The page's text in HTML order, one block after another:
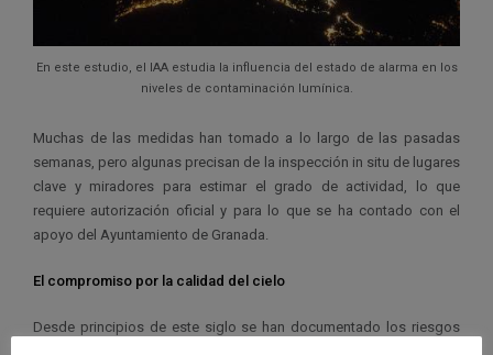
En este estudio, el IAA estudia la influencia del estado de alarma en los
niveles de contaminación lumínica.
Muchas de las medidas han tomado a lo largo de las pasadas
semanas, pero algunas precisan de la inspección in situ de lugares
clave y miradores para estimar el grado de actividad, lo que
requiere autorización oficial y para lo que se ha contado con el
apoyo del Ayuntamiento de Granada.
El compromiso por la calidad del cielo
Desde principios de este siglo se han documentado los riesgos